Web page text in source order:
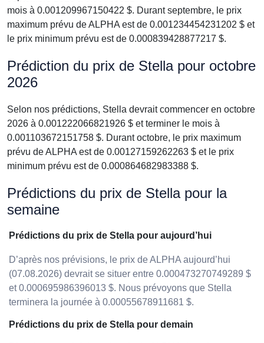
mois à 0.001209967150422 $. Durant septembre, le prix
maximum prévu de ALPHA est de 0.001234454231202 $ et
le prix minimum prévu est de 0.000839428877217 $.
Prédiction du prix de Stella pour octobre
2026
Selon nos prédictions, Stella devrait commencer en octobre
2026 à 0.001222066821926 $ et terminer le mois à
0.001103672151758 $. Durant octobre, le prix maximum
prévu de ALPHA est de 0.00127159262263 $ et le prix
minimum prévu est de 0.000864682983388 $.
Prédictions du prix de Stella pour la
semaine
Prédictions du prix de Stella pour aujourd’hui
D’après nos prévisions, le prix de ALPHA aujourd’hui
(07.08.2026) devrait se situer entre 0.000473270749289 $
et 0.000695986396013 $. Nous prévoyons que Stella
terminera la journée à 0.00055678911681 $.
Prédictions du prix de Stella pour demain